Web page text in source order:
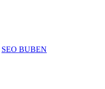
SEO BUBEN